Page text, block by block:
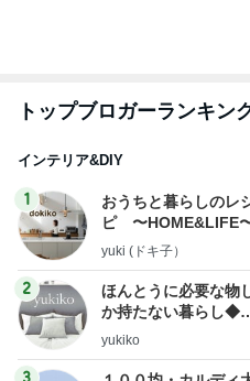
トップブロガーランキン
インテリア&DIY
1
おうちと暮らしのレシ
ピ 〜HOME&LIFE〜
yuki (ドキ子）
2
ほんとうに必要な物し
か持たない暮らし
ep Life Simple◆〜イ
ンテリアのきろく〜
yukiko
3
１００均・カルディ大